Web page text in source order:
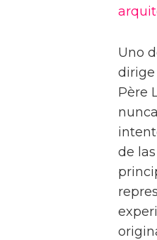
Uno
dirige
Père
de